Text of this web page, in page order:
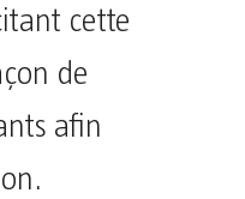
cette
de
afin